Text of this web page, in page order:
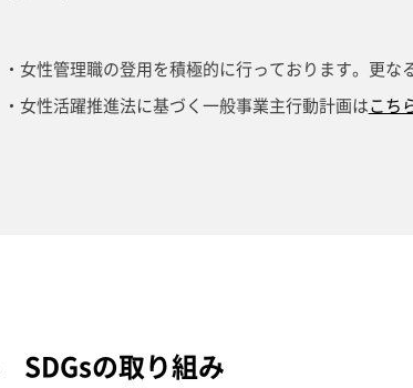
・女性管理職の登用を積極的に行っております。更
・女性活躍推進法に基づく一般事業主行動計画は こち
SDGsの取り組み